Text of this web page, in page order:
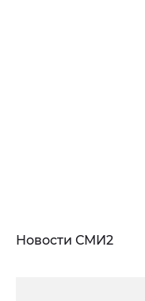
Новости СМИ2